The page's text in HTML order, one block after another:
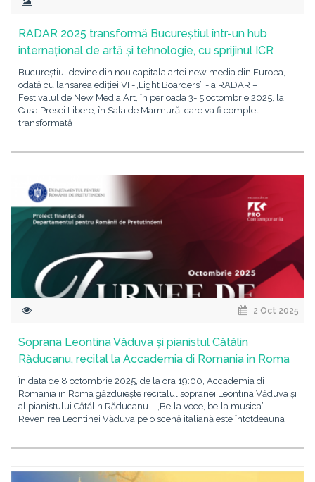
RADAR 2025 transformă Bucureștiul într-un hub
internațional de artă și tehnologie, cu sprijinul ICR
Bucureștiul devine din nou capitala artei new media din Europa,
odată cu lansarea ediției VI -„Light Boarders” - a RADAR –
Festivalul de New Media Art, în perioada 3- 5 octombrie 2025, la
Casa Presei Libere, în Sala de Marmură, care va fi complet
transformată
2 Oct 2025
Soprana Leontina Văduva și pianistul Cătălin
Răducanu, recital la Accademia di Romania in Roma
În data de 8 octombrie 2025, de la ora 19:00, Accademia di
Romania in Roma găzduiește recitalul sopranei Leontina Văduva și
al pianistului Cătălin Răducanu - „Bella voce, bella musica”.
Revenirea Leontinei Văduva pe o scenă italiană este întotdeauna